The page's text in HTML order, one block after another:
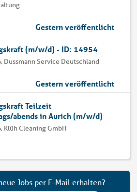
Gestern veröffentlicht
(m/w/d) - ID: 14954
Dussmann Service Deutschland
Gestern veröffentlicht
Teilzeit
abends in Aurich (m/w/d)
Klüh Cleaning GmbH
Jobs per E-Mail erhalten?